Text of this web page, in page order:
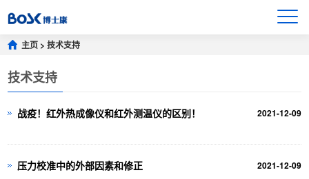
主页 >技术支持
技术支持
2021-12-09
战疫！红外热成像仪和红外测温仪的区别！
2021-12-09
压力校准中的外部因素和修正